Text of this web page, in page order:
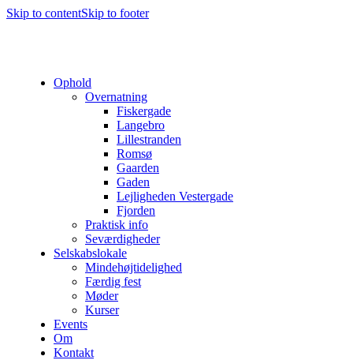
Skip to contentSkip to footer
Ophold
Overnatning
Fiskergade
Langebro
Lillestranden
Romsø
Gaarden
Gaden
Lejligheden Vestergade
Fjorden
Praktisk info
Seværdigheder
Selskabslokale
Mindehøjtidelighed
Færdig fest
Møder
Kurser
Events
Om
Kontakt